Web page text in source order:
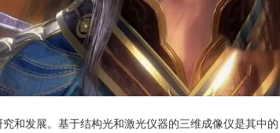
和发展。基于结构光和激光仪器的三维成像仪是其中的